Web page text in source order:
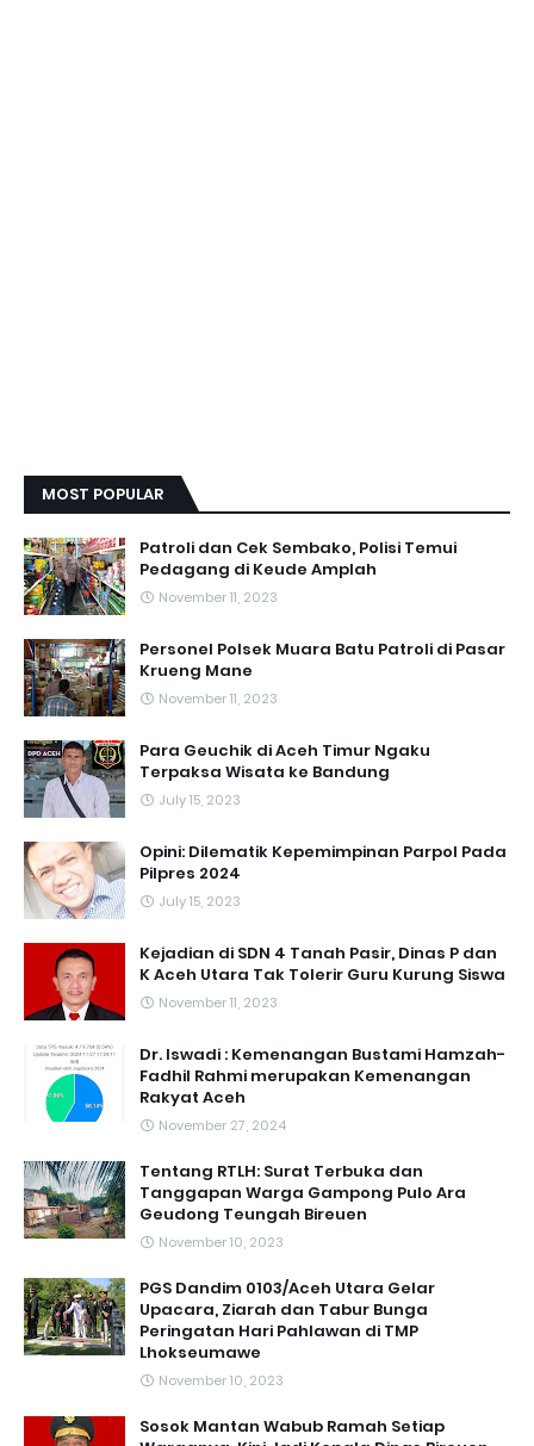
MOST POPULAR
Patroli dan Cek Sembako, Polisi Temui
Pedagang di Keude Amplah
November 11, 2023
Personel Polsek Muara Batu Patroli di Pasar
Krueng Mane
November 11, 2023
Para Geuchik di Aceh Timur Ngaku
Terpaksa Wisata ke Bandung
July 15, 2023
Opini: Dilematik Kepemimpinan Parpol Pada
Pilpres 2024
July 15, 2023
Kejadian di SDN 4 Tanah Pasir, Dinas P dan
K Aceh Utara Tak Tolerir Guru Kurung Siswa
November 11, 2023
Dr. Iswadi : Kemenangan Bustami Hamzah-
Fadhil Rahmi merupakan Kemenangan
Rakyat Aceh
November 27, 2024
Tentang RTLH: Surat Terbuka dan
Tanggapan Warga Gampong Pulo Ara
Geudong Teungah Bireuen
November 10, 2023
PGS Dandim 0103/Aceh Utara Gelar
Upacara, Ziarah dan Tabur Bunga
Peringatan Hari Pahlawan di TMP
Lhokseumawe
November 10, 2023
Sosok Mantan Wabub Ramah Setiap